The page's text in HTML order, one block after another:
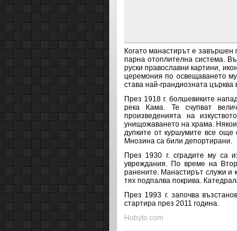
Когато манастирът е завършен
парна отоплителна система.
руски православни картини,
церемония по освещаването
става най-грандиозната
През 1918 г. болшевиките
река Кама. Те счупват
произведенията на
унищожаването на храма.
дупките от куршумите все
Мнозина са били депортирани.
През 1930 г. сградите му са
увреждания. По време на
ранените. Манастирът служи и
тях подпалва покрива.
През 1993 г. започва
стартира през 2011 година.
Hobyto.com